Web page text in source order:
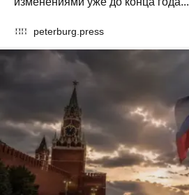
peterburg.press